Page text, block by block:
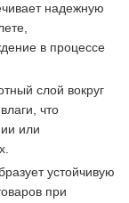
надежную
в процессе
слой вокруг
что
или
устойчивую
при